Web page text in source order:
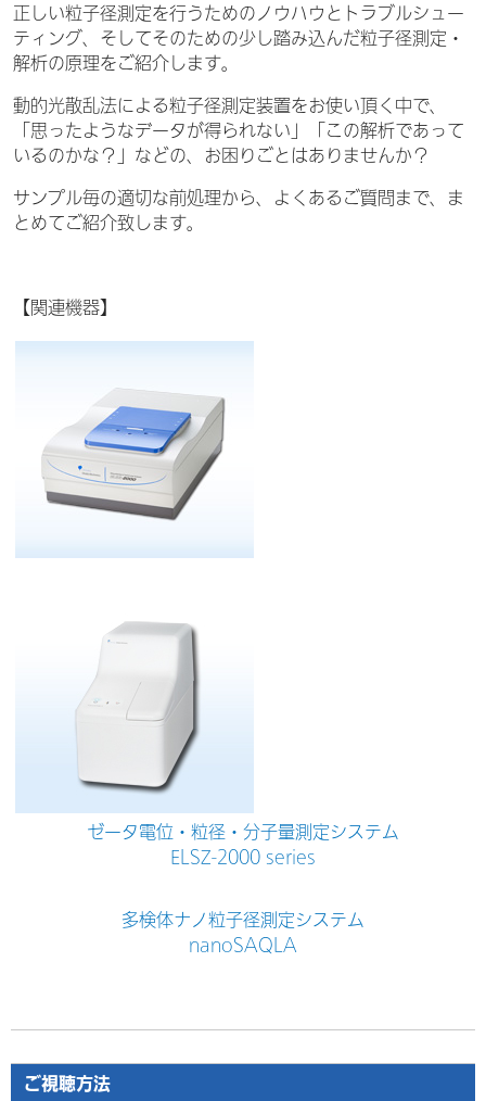
正しい粒子径測定を行うためのノウハウとトラブルシュー
ティング、そしてそのための少し踏み込んだ粒子径測定・
解析の原理をご紹介します。
動的光散乱法による粒子径測定装置をお使い頂く中で、
「思ったようなデータが得られない」「この解析であって
いるのかな？」などの、お困りごとはありませんか？
サンプル毎の適切な前処理から、よくあるご質問まで、ま
とめてご紹介致します。
【関連機器】
ゼータ電位・粒径・分子量測定システム
ELSZ-2000 series
多検体ナノ粒子径測定システム
nanoSAQLA
ご視聴方法